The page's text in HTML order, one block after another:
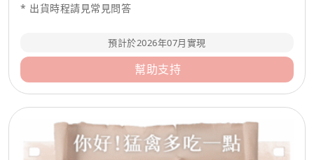
* 出貨時程請見常見問答
預計於2026年07月實現
幫助支持